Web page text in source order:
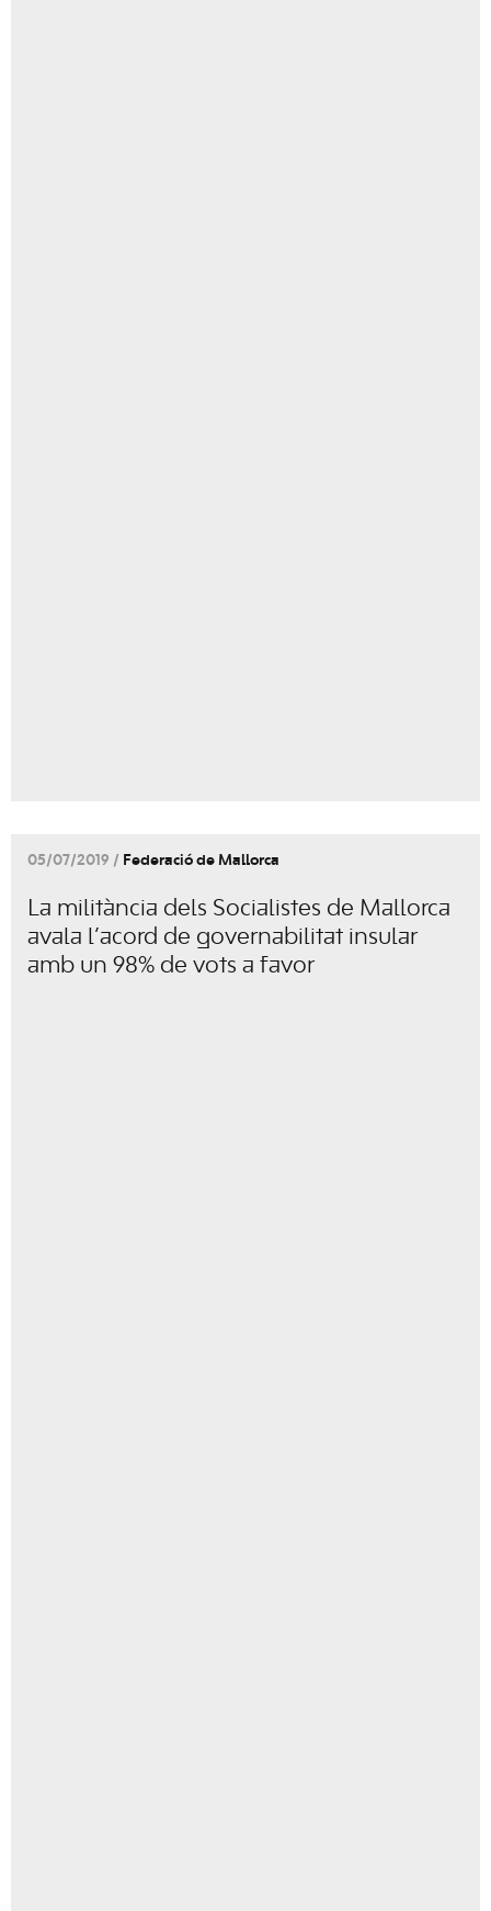
05/07/2019 / Federació de Mallorca
La militància dels Socialistes de Mallorca
avala l’acord de governabilitat insular
amb un 98% de vots a favor